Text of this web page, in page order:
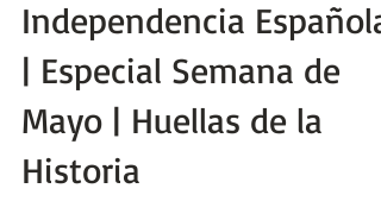
20 may
La Guerra de
Independencia Española
| Especial Semana de